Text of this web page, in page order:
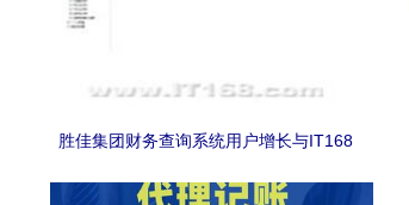
胜佳集团财务查询系统用户增长与IT168